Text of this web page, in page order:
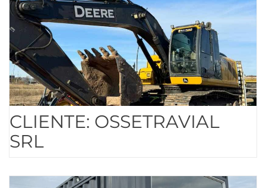
CLIENTE: OSSETRAVIAL
SRL